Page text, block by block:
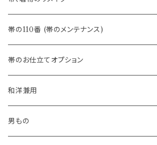
- 半幅帯
- 大人兵児帯
- おびやオリジナル・別注
- オーダー帯
-フィカレ
帯の110番 (帯のメンテナンス)
帯のお仕立てオプション
和洋兼用
男もの